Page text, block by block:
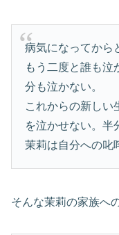
病気になってから
もう二度と誰も泣
分も泣かない。
これからの新しい
を泣かせない。半
茉莉は自分への叱
そんな茉莉の家族へ